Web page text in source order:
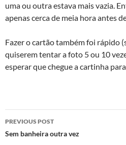
uma ou outra estava mais vazia.
apenas cerca de meia hora antes
Fazer o cartão também foi rápido
quiserem tentar a foto 5 ou 10
esperar que chegue a cartinha
Post
navigation
PREVIOUS POST
Sem banheira outra vez